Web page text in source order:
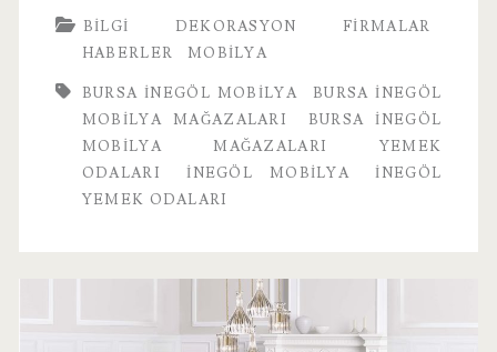
Mobilya
Yemek
Odaları
BILGI DEKORASYON
FIRMALAR
HABERLER
MOBILYA
BURSA INEGÖL MOBILYA
BURSA İNEGÖL
MOBILYA MAĞAZALARI
BURSA İNEGÖL
MOBILYA MAĞAZALARI YEMEK
ODALARI
INEGÖL MOBILYA
INEGÖL
YEMEK ODALARI